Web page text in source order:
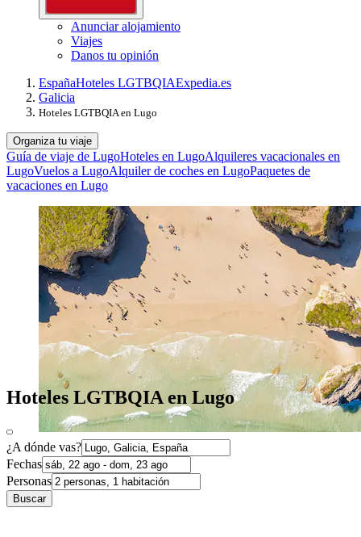
Anunciar alojamiento
Viajes
Danos tu opinión
EspañaHoteles LGTBQIAExpedia.es
Galicia
Hoteles LGTBQIA en Lugo
Organiza tu viaje
Guía de viaje de LugoHoteles en LugoAlquileres vacacionales en
LugoVuelos a LugoAlquiler de coches en LugoPaquetes de
vacaciones en Lugo
Hoteles LGTBQIA en Lugo
¿A dónde vas?
Fechas
Personas
Buscar